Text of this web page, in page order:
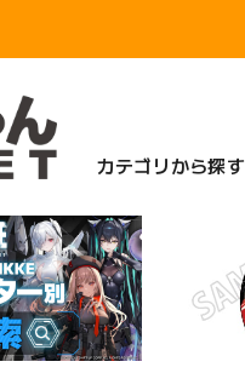
カテゴリから探す